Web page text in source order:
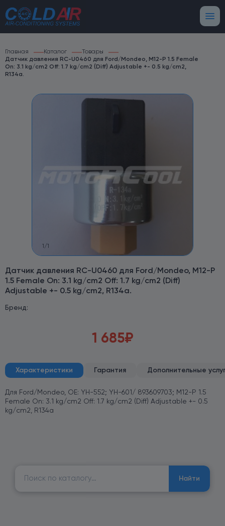
Главная Каталог
Товары
Датчик давления RC-U0460 для Ford/Mondeo, M12-P 1.5 Female
On: 3.1 kg/cm2 Off: 1.7 kg/cm2 (Diff) Adjustable +- 0.5 kg/cm2,
R134a.
1 /1
Датчик давления RC-U0460 для Ford/Mondeo, M12-P
1.5 Female On: 3.1 kg/cm2 Off: 1.7 kg/cm2 (Diff)
Adjustable +- 0.5 kg/cm2, R134a.
Бренд:
1 685₽
Характеристики Гарантия Дополнительные
Для Ford/Mondeo, OE: YH-552; YH-601/ 893609703; M12-P 1.5
Female On: 3.1 kg/cm2 Off: 1.7 kg/cm2 (Diff) Adjustable +- 0.5
kg/cm2, R134a
Найти